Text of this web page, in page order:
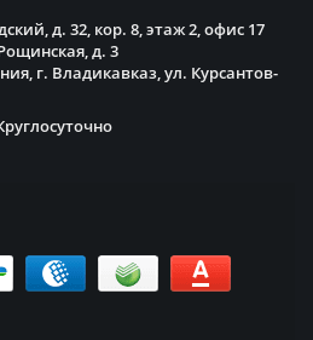
д. 32, кор. 8, этаж 2, офис 17
д. 3
г. Владикавказ, ул. Курсантов-